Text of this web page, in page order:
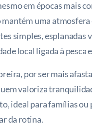
em épocas mais
uma
simples, esplanadas
local ligada à pesca
por ser mais
valoriza
ideal para famílias ou
da rotina.